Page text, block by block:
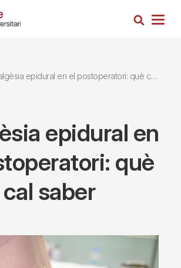
Cerca
epidural en el postoperatori: què cal saber
epidural en
què
cal saber